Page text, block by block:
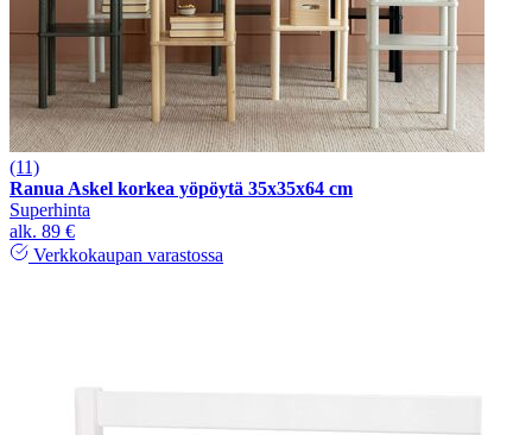
(11)
Ranua Askel korkea yöpöytä 35x35x64 cm
Superhinta
alk. 89 €
Verkkokaupan varastossa